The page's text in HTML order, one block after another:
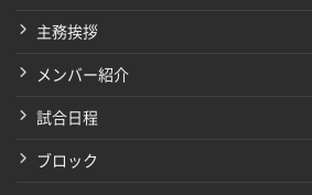
主務挨拶
メンバー紹介
試合日程
ブロック